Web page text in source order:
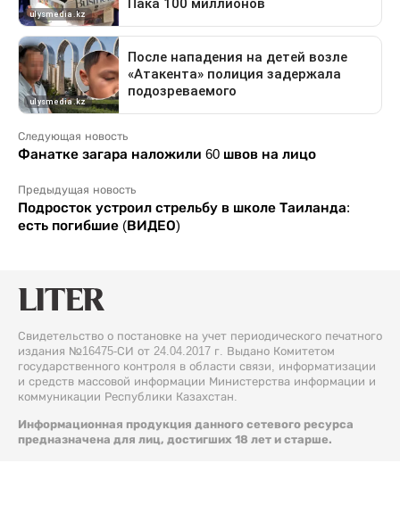
Следующая новость
Фанатке загара наложили 60 швов на лицо
Предыдущая новость
Подросток устроил стрельбу в школе Таиланда:
есть погибшие (ВИДЕО)
Свидетельство о постановке на учет периодического печатного
издания №16475-СИ от 24.04.2017 г. Выдано Комитетом
государственного контроля в области связи, информатизации
и средств массовой информации Министерства информации и
коммуникации Республики Казахстан.
Информационная продукция данного сетевого ресурса
предназначена для лиц, достигших 18 лет и старше.